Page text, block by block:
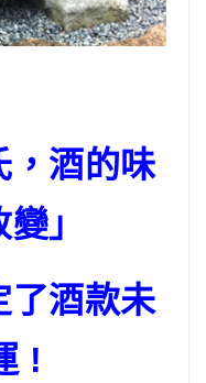
，酒的味
」
了酒款未
!